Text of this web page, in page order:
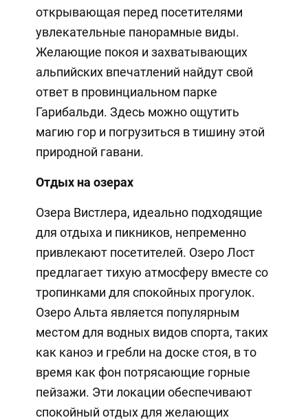
открывающая перед посетителями
увлекательные панорамные виды.
Желающие покоя и захватывающих
альпийских впечатлений найдут свой
ответ в провинциальном парке
Гарибальди. Здесь можно ощутить
магию гор и погрузиться в тишину этой
природной гавани.
Отдых на озерах
Озера Вистлера, идеально подходящие
для отдыха и пикников, непременно
привлекают посетителей. Озеро Лост
предлагает тихую атмосферу вместе со
тропинками для спокойных прогулок.
Озеро Альта является популярным
местом для водных видов спорта, таких
как каноэ и гребли на доске стоя, в то
время как фон потрясающие горные
пейзажи. Эти локации обеспечивают
спокойный отдых для желающих